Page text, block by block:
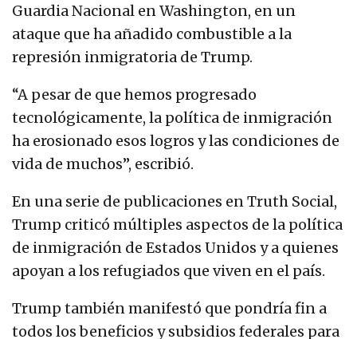
Guardia Nacional en Washington, en un
ataque que ha añadido combustible a la
represión inmigratoria de Trump.
“A pesar de que hemos progresado
tecnológicamente, la política de inmigración
ha erosionado esos logros y las condiciones de
vida de muchos”, escribió.
En una serie de publicaciones en Truth Social,
Trump criticó múltiples aspectos de la política
de inmigración de Estados Unidos y a quienes
apoyan a los refugiados que viven en el país.
Trump también manifestó que pondría fin a
todos los beneficios y subsidios federales para